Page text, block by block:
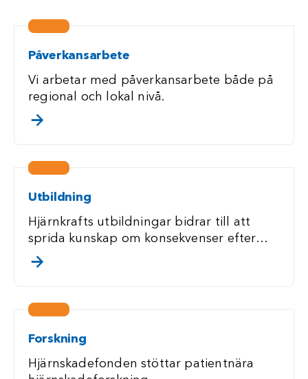
Påverkansarbete
Vi arbetar med påverkansarbete både på
regional och lokal nivå.
Utbildning
Hjärnkrafts utbildningar bidrar till att
sprida kunskap om konsekvenser efter
förvärvad hjärnskada.
Forskning
Hjärnskadefonden stöttar patientnära